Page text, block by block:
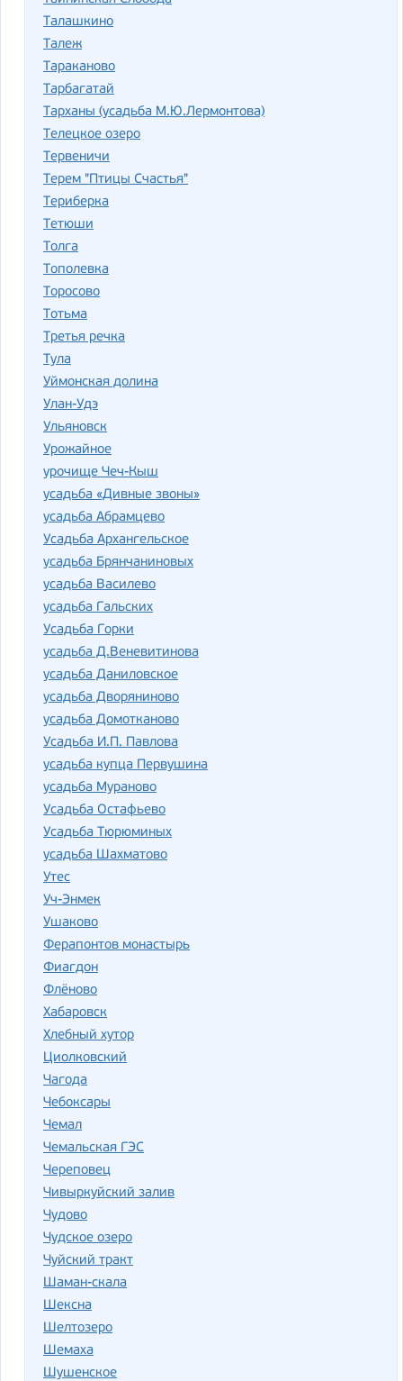
Талашкино
Талеж
Тараканово
Тарбагатай
Тарханы (усадьба М.Ю.Лермонтова)
Телецкое озеро
Тервеничи
Терем "Птицы Счастья"
Териберка
Тетюши
Толга
Тополевка
Торосово
Тотьма
Третья речка
Тула
Уймонская долина
Улан-Удэ
Ульяновск
Урожайное
урочище Чеч-Кыш
усадьба «Дивные звоны»
усадьба Абрамцево
Усадьба Архангельское
усадьба Брянчаниновых
усадьба Василево
усадьба Гальских
Усадьба Горки
усадьба Д.Веневитинова
усадьба Даниловское
усадьба Дворяниново
усадьба Домотканово
Усадьба И.П. Павлова
усадьба купца Первушина
усадьба Мураново
Усадьба Остафьево
Усадьба Тюрюминых
усадьба Шахматово
Утес
Уч-Энмек
Ушаково
Ферапонтов монастырь
Фиагдон
Флёново
Хабаровск
Хлебный хутор
Циолковский
Чагода
Чебоксары
Чемал
Чемальская ГЭС
Череповец
Чивыркуйский залив
Чудово
Чудское озеро
Чуйский тракт
Шаман-скала
Шексна
Шелтозеро
Шемаха
Шушенское